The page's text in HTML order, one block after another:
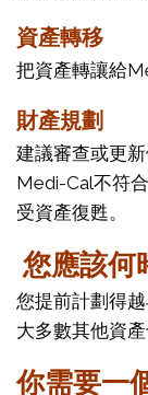
資產轉移
把資產轉讓給
財產規劃
建議審查或更
Medi-Cal不符
受資產復甦。
您應該何
您提前計劃得
大多數其他資
你需要一